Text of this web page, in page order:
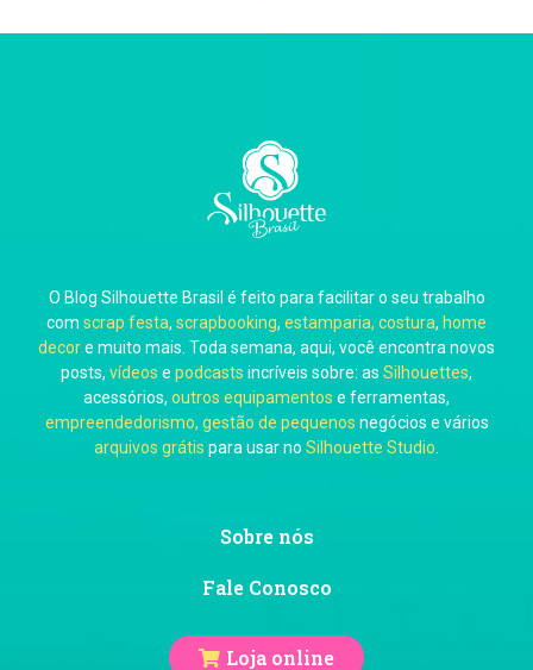
Carla Eschberger
Carol Pessoa
Ju Mirthes
O Blog Silhouette Brasil é feito para facilitar o seu trabalho
com scrap festa, scrapbooking, estamparia, costura, home
decore muito mais. Toda semana, aqui, você encontra novos
posts, vídeos e podcasts incríveis sobre: as Silhouettes,
acessórios, outros equipamentos e ferramentas,
empreendedorismo, gestão de pequenos negócios e vários
arquivos grátis para usar no Silhouette Studio
Sobre nós
Fale Conosco
Loja online